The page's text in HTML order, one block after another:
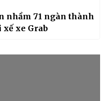
nhầm 71 ngàn thành
xế xe Grab